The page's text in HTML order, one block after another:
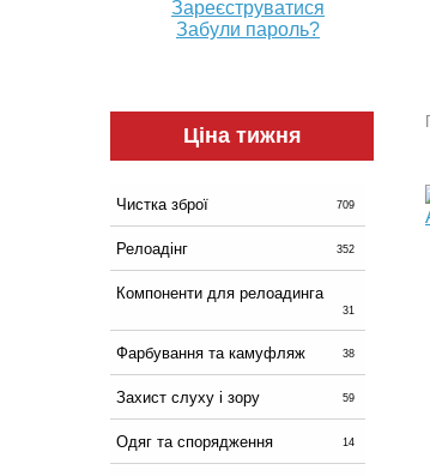
Зареєструватися
Забули пароль?
Ціна тижня
Чистка зброї 709
Релоадінг 352
Компоненти для релоадинга
31
Фарбування та камуфляж 38
Захист слуху і зору 59
Одяг та спорядження 14